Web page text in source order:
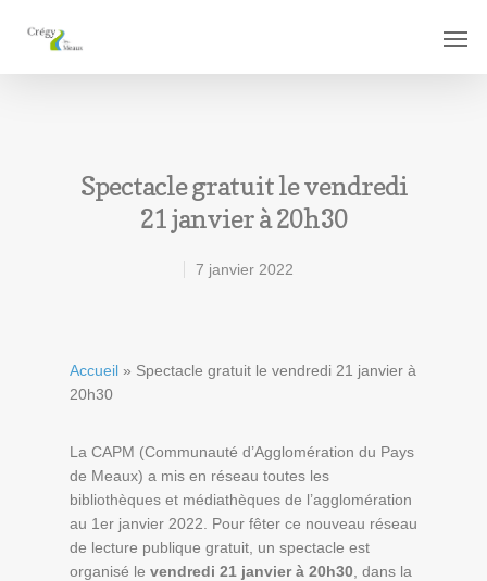
Spectacle gratuit le vendredi
21 janvier à 20h30
7 janvier 2022
Accueil » Spectacle gratuit le vendredi 21 janvier à
20h30
La CAPM (Communauté d’Agglomération du Pays
de Meaux) a mis en réseau toutes les
bibliothèques et médiathèques de l’agglomération
au 1er janvier 2022. Pour fêter ce nouveau réseau
de lecture publique gratuit, un spectacle est
organisé le vendredi 21 janvier à 20h30 , dans la